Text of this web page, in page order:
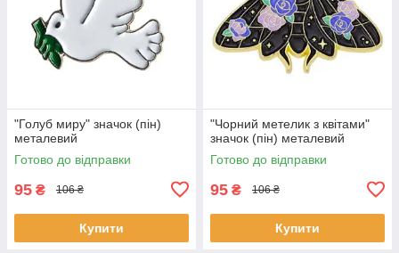
"Голуб миру" значок (пін)
металевий
Готово до відправки
95 ₴ 106 ₴
Купити
"Чорний метелик з квітами"
значок (пін) металевий
Готово до відправки
95 ₴ 106 ₴
Купити